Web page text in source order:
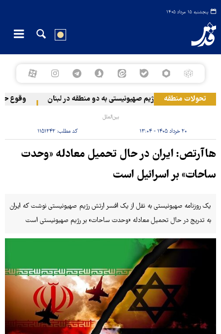
پنجشنبه ۱۵ مرداد ۱۴۰۵
تحولات منطقهحمله رژیم صهیونیستی به دو منطقه در لبنان وقوع
بین‌الملل
۲۰ خرداد ۱۴۰۵ - ۱۳:۰۴ کد مطلب: ۱۱۵۱۲۴۲
هاآرتص: ایران در حال تحمیل معادله «وحدت
ساحات» بر اسرائیل است
یک روزنامه صهیونیستی به نقل از یک افسر ارتش رژیم صهیونیستی نوشت که ایران
به تدریج در حال تحمیل معادله «وحدت ساحات» بر رژیم صهیونیستی است